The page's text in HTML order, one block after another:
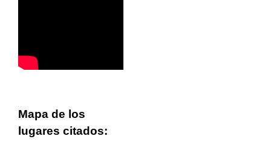
Mapa de los
lugares citados: